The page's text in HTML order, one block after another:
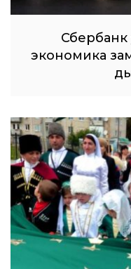
Сбербанк
экономика